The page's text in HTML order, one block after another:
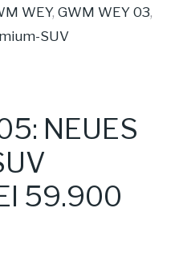
WEY,GWM WEY 03,
SUV
NEUES
59.900